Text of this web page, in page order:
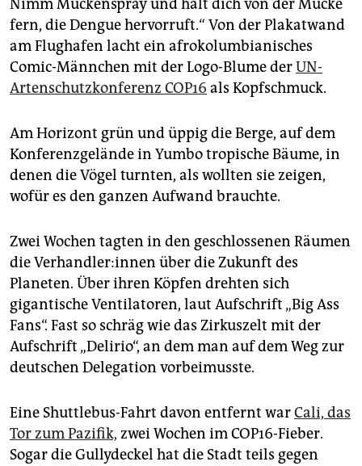
Nimm Mückenspray und halt dich von der Mücke
fern, die Dengue hervorruft.“ Von der Plakatwand
am Flughafen lacht ein afrokolumbianisches
Comic-Männchen mit der Logo-Blume derUN-
Artenschutzkonferenz COP16 als Kopfschmuck.
Am Horizont grün und üppig die Berge, auf dem
Konferenzgelände in Yumbo tropische Bäume, in
denen die Vögel turnten, als wollten sie zeigen,
wofür es den ganzen Aufwand brauchte.
Zwei Wochen tagten in den geschlossenen Räumen
die Ver­hand­le­r:in­nen über die Zukunft des
Planeten. Über ihren Köpfen drehten sich
gigantische Ventilatoren, laut Aufschrift „Big Ass
Fans“. Fast so schräg wie das Zirkuszelt mit der
Aufschrift „Delirio“, an dem man auf dem Weg zur
deutschen Delegation vorbeimusste.
Eine Shuttlebus-Fahrt davon entfernt warCali, das
Tor zum Pazifik, zwei Wochen im COP16-Fieber.
Sogar die Gullydeckel hat die Stadt teils gegen